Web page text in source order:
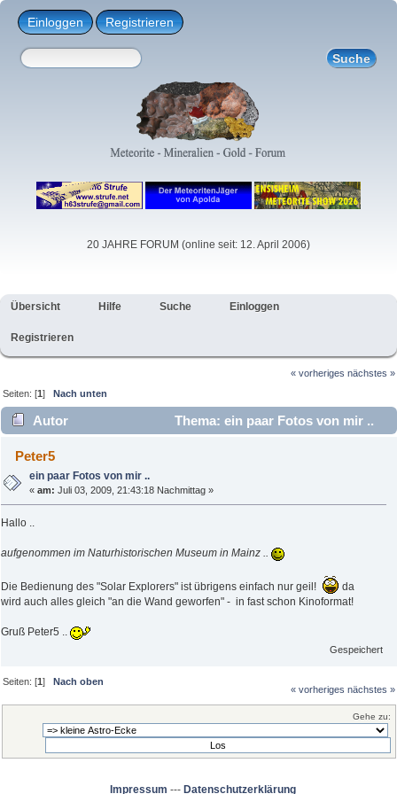
Einloggen Registrieren
20 JAHRE FORUM (online seit: 12. April 2006)
Übersicht Hilfe Suche Einloggen
Registrieren
« vorheriges nächstes »
Seiten: [1]Nach unten
Autor
Thema: ein paar Fotos von mir ..
(Gelesen 2454 mal)
Peter5
ein paar Fotos von mir ..
«am: Juli 03, 2009, 21:43:18 Nachmittag »
Hallo ..
aufgenommen im Naturhistorischen Museum in Mainz ..
Die Bedienung des "Solar Explorers" ist übrigens einfach nur geil!
da
wird auch alles gleich "an die Wand geworfen" - in fast schon Kinoformat!
Gruß Peter5 ..
Gespeichert
Seiten: [1] Nach oben
« vorheriges nächstes »
Gehe zu:
Impressum --- Datenschutzerklärung